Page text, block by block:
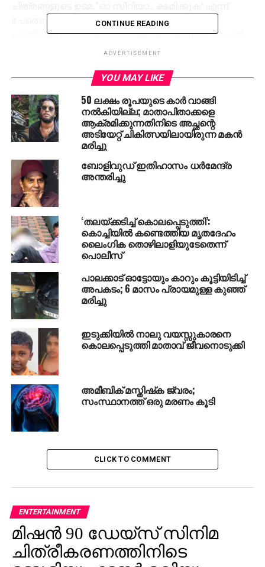
പേരെഴുതി മാഗസിന്‍ കവര്‍പേജുപോലെയാണ്
പ്രതിഷേധചിത്രം തയ്യാറാക്കിയിരിക്കുന്നത്. ‘ഓപ്പണ്‍
യുവര്‍ ഹാര്‍ട്ട്’, ‘സിറിയ കത്തുന്നു..!’ എന്നും കരീം
അനിയത്തിയെ മടിയില്‍വെച്ചിരിക്കുന്ന, സഹോദരിയുടെ
വെളിപ്പെടുത്തി പുറത്തെത്തിയിരുന്നു. ഈ ചിത്രമാണ്
കവര്‍ചിത്രമായി ഉപയോഗിച്ചിട്ടുള്ളത്. ഇതിനുമുമ്പും
പ്രതിഷേധവുമായി കരീം രംഗത്തെത്തിയിട്ടുണ്ട്.
കാലിഗ്രാഫി വിദഗ്ധനായ കരീമിന്റെ എല്ലാ
പ്രതിഷേധങ്ങളും സാമൂഹ്യമാധ്യമങ്ങള്‍
ഏറ്റെടുത്തിട്ടുമുണ്ട്.
RELATED TOPICS:
UP NEXT
നാല്‍പാടി വാസു വധക്കേസ്: മുഖ്യമന്ത്രി കള്ള്
കുടിച്ചവനെ പോലെ പുലമ്പുന്നുവെന്ന്
കെ.സുധാകരന്‍
DON'T MISS
കഷണ്ടിയുള്ള വരനെ വേണ്ടന്ന് വിവാഹവേദിയില്‍
വധു: നിര്‍ധന യുവതിയെ വിവാഹം കഴിച്ച് വരന്‍
പ്രതികാരം തീര്‍ത്തു
CONTINUE READING
ADVERTISEMENT
YOU MAY LIKE
50 ലക്ഷം രൂപയുടെ കാര്‍ വാങ്ങി
നല്‍കിയില്ല; മാതാപിതാക്കളെ
ആക്രമിക്കുന്നതിനിടെ അച്ഛന്റെ
അടിയേറ്റ് ചികിത്സയിലായിരുന്ന മകന്‍
മരിച്ചു
ബോളിവുഡ് ഇതിഹാസം ധര്‍മേന്ദ്ര
അന്തരിച്ചു
‘തലയ്ക്കടിച്ച് കൊലപ്പെടുത്തി’:
കൊച്ചിയില്‍ കണ്ടെത്തിയ മൃതദേഹം
ലൈംഗിക തൊഴിലാളിയുടേതെന്ന്
പൊലീസ്
പാലക്കാട് ഓട്ടോയും കാറും കൂട്ടിയിടിച്ച്
അപകടം; 6 മാസം പ്രായമുള്ള കുഞ്ഞ്
മരിച്ചു
ഇടുക്കിയില്‍ നാലു വയസ്സുകാരനെ
കൊലപ്പെടുത്തി മാതാവ് ജീവനൊടുക്കി
അമീബിക് മസ്തിഷ്‌ക ജ്വരം;
സംസ്ഥാനത്ത് ഒരു മരണം കൂടി
CLICK TO COMMENT
ENTERTAINMENT
മിഷന്‍ 90 ഡേയ്‌സ് സിനിമ
ചിത്രീകരണത്തിനിടെ